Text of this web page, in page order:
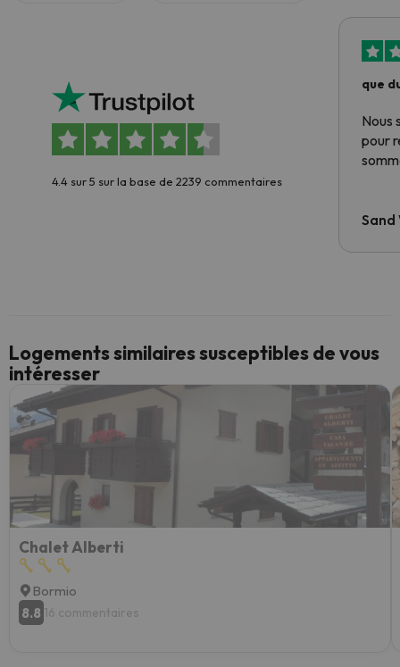
4.4 sur 5 sur la base de 2239 commentaires
que
Nous
pour
Sand
Logements similaires susceptibles de vous
intéresser
Chalet Alberti
Bormio
8.8 16 commentaires